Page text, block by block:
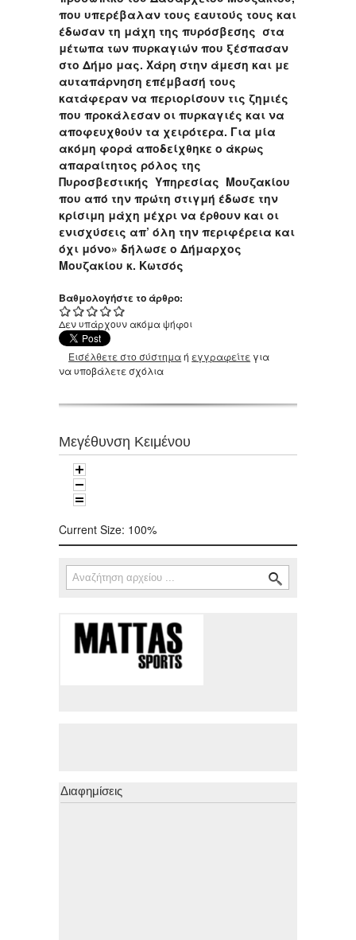
που υπερέβαλαν τους εαυτούς τους και
έδωσαν τη μάχη της πυρόσβεσης στα
μέτωπα των πυρκαγιών που ξέσπασαν
στο Δήμο μας. Χάρη στην άμεση και με
αυταπάρνηση επέμβασή τους
κατάφεραν να περιορίσουν τις ζημιές
που προκάλεσαν οι πυρκαγιές και να
αποφευχθούν τα χειρότερα. Για μία
ακόμη φορά αποδείχθηκε ο άκρως
απαραίτητος ρόλος της
Πυροσβεστικής Υπηρεσίας Μουζακίου
που από την πρώτη στιγμή έδωσε την
κρίσιμη μάχη μέχρι να έρθουν και οι
ενισχύσεις απ’ όλη την περιφέρεια και
όχι μόνο» δήλωσε ο Δήμαρχος
Μουζακίου κ. Κωτσός
Βαθμολογήστε το άρθρο:
Δεν υπάρχουν ακόμα ψήφοι
Εισέλθετε στο σύστημαή εγγραφείτε για
να υποβάλετε σχόλια
Μεγέθυνση Κειμένου
Current Size: 100%
Φόρμα αναζήτησης
Αναζήτηση
Διαφημίσεις